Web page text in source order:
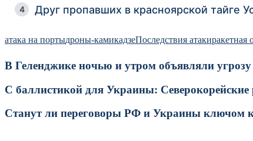
4 Друг пропавших в красноярской тайге
атака на портыдроны-камикадзеПоследствия атакиракетная
В Геленджике ночью и утром объявляли
С баллистикой для Украины:
Станут ли переговоры РФ и Украины ключом